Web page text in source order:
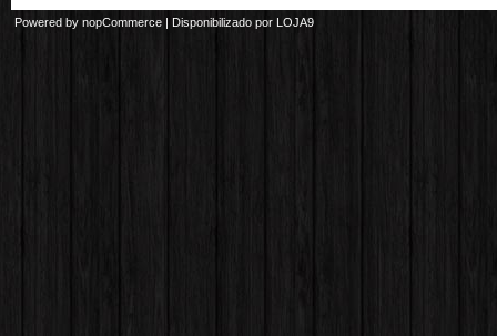
Powered by nopCommerce | Disponibilizado por LOJA9